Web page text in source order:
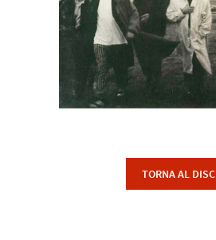
TORNA AL DISC